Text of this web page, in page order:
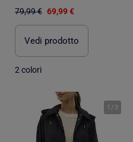
79,99 € 69,99 €
Vedi prodotto
2 colori
1 / 3